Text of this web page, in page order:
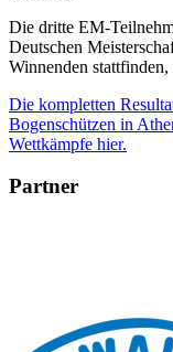
Die dritte EM-
Deutschen
Winnenden
Die kompletten
Bogenschützen in
Wettkämpfe hier.
Partner